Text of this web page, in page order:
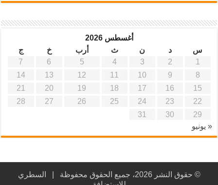
أغسطس 2026
س
د ن ث أرب خ
ج
1
2
3
4
5
6
7
8
9
10
11
12
13
14
15
16
17
18
19
20
21
22
23
24
25
26
27
28
29
30
31
« يونيو
© حقوق النشر 2026، جميع الحقوق محفوظة |
السطري